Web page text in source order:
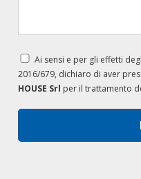
Ai sensi e per gli effetti
2016/679, dichiaro di aver
HOUSE Srl per il trattamento